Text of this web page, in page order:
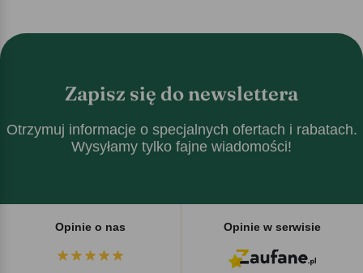
Zapisz się do newslettera
Otrzymuj informacje o specjalnych ofertach i rabatach.
Wysyłamy tylko fajne wiadomości!
Opinie o nas Opinie w serwisie